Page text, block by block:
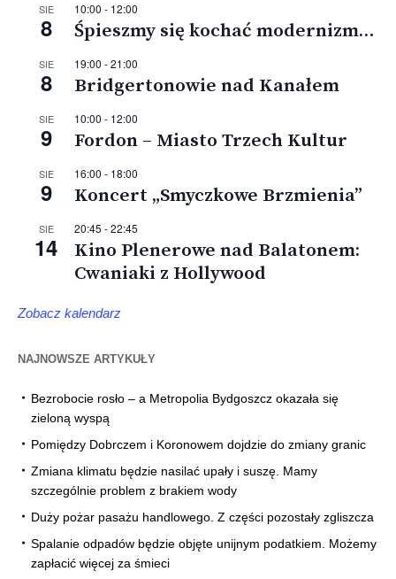
SIE
8
10:00 - 12:00
Śpieszmy się kochać modernizm…
SIE
8
19:00 -21:00
Bridgertonowie nad Kanałem
SIE
9
10:00 - 12:00
Fordon – Miasto Trzech Kultur
SIE
9
16:00 - 18:00
Koncert „Smyczkowe Brzmienia”
SIE
14
20:45 -22:45
Kino Plenerowe nad Balatonem:
Cwaniaki z Hollywood
Zobacz kalendarz
NAJNOWSZE ARTYKUŁY
Bezrobocie rosło – a Metropolia Bydgoszcz okazała się
zieloną wyspą
Pomiędzy Dobrczem i Koronowem dojdzie do zmiany granic
Zmiana klimatu będzie nasilać upały i suszę. Mamy
szczególnie problem z brakiem wody
Duży pożar pasażu handlowego. Z części pozostały zgliszcza
Spalanie odpadów będzie objęte unijnym podatkiem. Możemy
zapłacić więcej za śmieci